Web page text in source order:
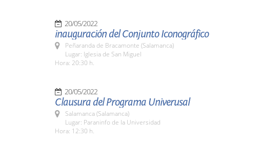
20/05/2022
inauguración del Conjunto Iconográfico
Peñaranda de Bracamonte (Salamanca)
Lugar: Iglesia de San Miguel
Hora: 20:30 h.
20/05/2022
Clausura del Programa Univerusal
Salamanca (Salamanca)
Lugar: Paraninfo de la Universidad
Hora: 12:30 h.